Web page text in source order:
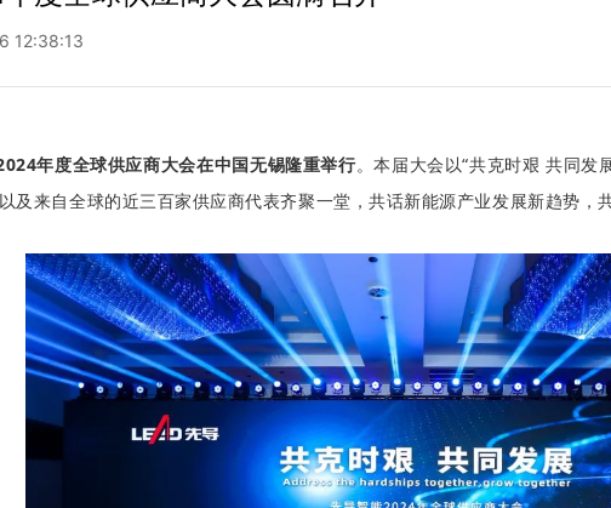
12:38:13
4年度全球供应商大会在中国无锡隆重举行。本届大会以“共克时艰 共同发
及来自全球的近三百家供应商代表齐聚一堂，共话新能源产业发展新趋势，